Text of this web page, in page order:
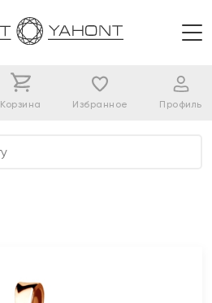
Корзина Избранное Профиль